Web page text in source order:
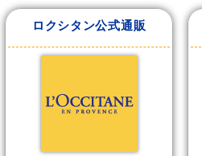
ロクシタン公式通販